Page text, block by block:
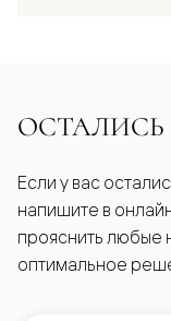
ОСТАЛИСЬ
Если у вас
напишите в
прояснить любые
оптимальное